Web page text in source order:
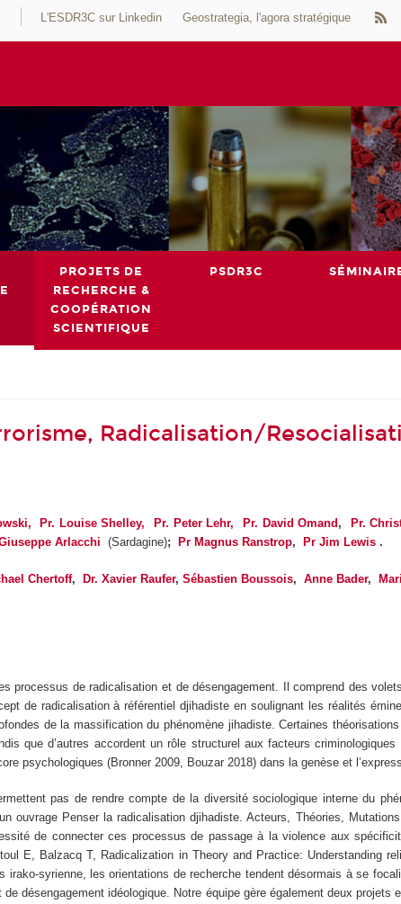
L'ESDR3C sur Linkedin Geostrategia, l'agora stratégique
PROJETS DE
RECHERCHE &
COOPÉRATION
SCIENTIFIQUE
PSDR3C
Radicalisation/
Pr. Louise Shelley, Pr. Peter Lehr, Pr. David Omand , Pr.
Arlacchi(Sardagine); Pr Magnus Ranstrop, Pr Jim Lewis .
Chertoff, Dr. Xavier Raufer,Sébastien Boussois,Anne Bader,
processus de radicalisation et de désengagement. Il comprend des
de radicalisation à référentiel djihadiste en soulignant les réalités
de la massification du phénomène jihadiste. Certaines
que d’autres accordent un rôle structurel aux facteurs
psychologiques (Bronner 2009, Bouzar 2018) dans la genèse et
pas de rendre compte de la diversité sociologique interne du
ouvrage Penser la radicalisation djihadiste. Acteurs, Théories,
de connecter ces processus de passage à la violence aux
E, Balzacq T, Radicalization in Theory and Practice: Understanding
syrienne, les orientations de recherche tendent désormais à se
désengagement idéologique. Notre équipe gère également deux